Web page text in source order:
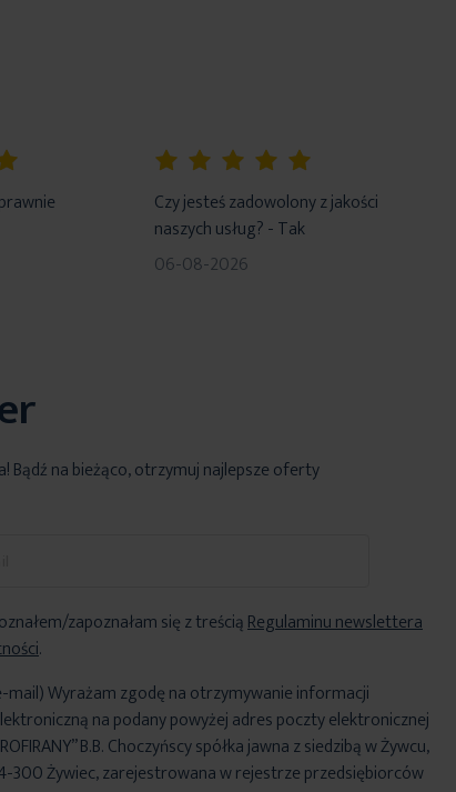
Czy jesteś zadowolony z jakości
naszych usług? - Tak
06-08-2026
Bądź na bieżąco, otrzymuj najlepsze oferty
zapoznałam się z treściąRegulaminu newslettera
.
mail) Wyrażam zgodę na otrzymywanie informacji
na podany powyżej adres poczty elektronicznej
B.B. Choczyńscy spółka jawna z siedzibą w Żywcu,
300 Żywiec, zarejestrowana w rejestrze przedsiębiorców